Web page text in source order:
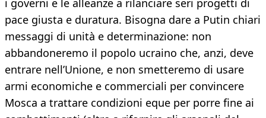
i governi e le alleanze a rilanciare seri progetti di
pace giusta e duratura. Bisogna dare a Putin chiari
messaggi di unità e determinazione: non
abbandoneremo il popolo ucraino che, anzi, deve
entrare nell’Unione, e non smetteremo di usare
armi economiche e commerciali per convincere
Mosca a trattare condizioni eque per porre fine ai